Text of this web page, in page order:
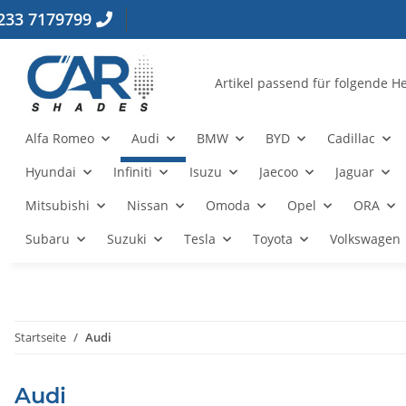
7179799
Alfa Romeo Audi BMW BYD
Cadillac
Hyundai
Infiniti Isuzu Jaecoo
Jaguar
Mitsubishi
Nissan Omoda Opel
ORA
Subaru
Suzuki Tesla Toyota Volkswagen
Startseite Audi
Audi